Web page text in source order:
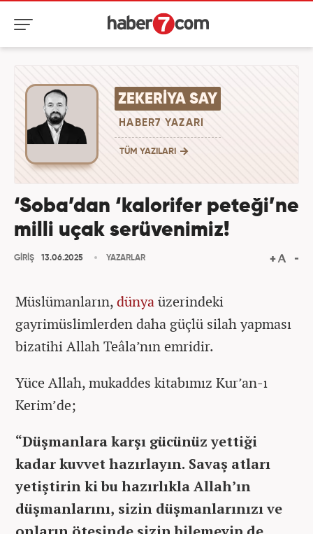
ZEKERIYA SAY
HABER7 YAZARI
TÜM YAZILARI
‘Soba’dan ‘kalorifer peteği’ne
milli uçak serüvenimiz!
GİRİŞ 13.06.2025 YAZARLAR
Müslümanların,dünyaüzerindeki
gayrimüslimlerden daha güçlü silah yapması
bizatihi Allah Teâla’nın emridir.
Yüce Allah, mukaddes kitabımız Kur’an-ı
Kerim’de;
“Düşmanlara karşı gücünüz yettiği
kadar kuvvet hazırlayın. Savaş atları
yetiştirin ki bu hazırlıkla Allah’ın
düşmanlarını, sizin düşmanlarınızı ve